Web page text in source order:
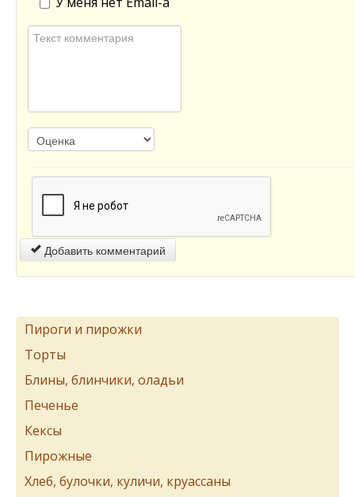
Добавить комментарий
Пироги и пирожки
Торты
Блины, блинчики, оладьи
Печенье
Кексы
Пирожные
Хлеб, булочки, куличи, круассаны